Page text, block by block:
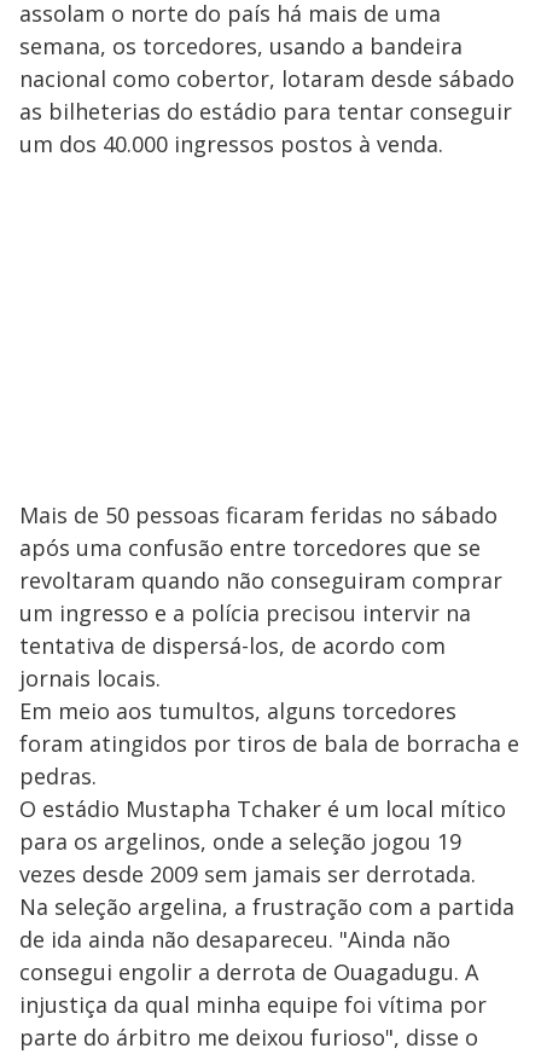
assolam o norte do país há mais de uma
semana, os torcedores, usando a bandeira
nacional como cobertor, lotaram desde sábado
as bilheterias do estádio para tentar conseguir
um dos 40.000 ingressos postos à venda.
Mais de 50 pessoas ficaram feridas no sábado
após uma confusão entre torcedores que se
revoltaram quando não conseguiram comprar
um ingresso e a polícia precisou intervir na
tentativa de dispersá-los, de acordo com
jornais locais.
Em meio aos tumultos, alguns torcedores
foram atingidos por tiros de bala de borracha e
pedras.
O estádio Mustapha Tchaker é um local mítico
para os argelinos, onde a seleção jogou 19
vezes desde 2009 sem jamais ser derrotada.
Na seleção argelina, a frustração com a partida
de ida ainda não desapareceu. "Ainda não
consegui engolir a derrota de Ouagadugu. A
injustiça da qual minha equipe foi vítima por
parte do árbitro me deixou furioso", disse o